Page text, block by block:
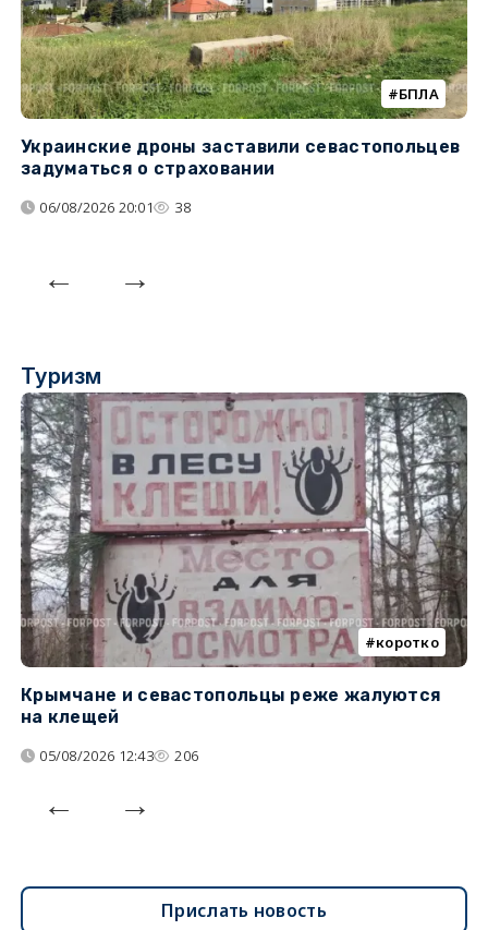
БПЛА
Украинские дроны заставили севастопольцев
задуматься о страховании
06/08/2026 20:01 38
Туризм
коротко
Крымчане и севастопольцы реже жалуются
на клещей
05/08/2026 12:43 206
Прислать новость